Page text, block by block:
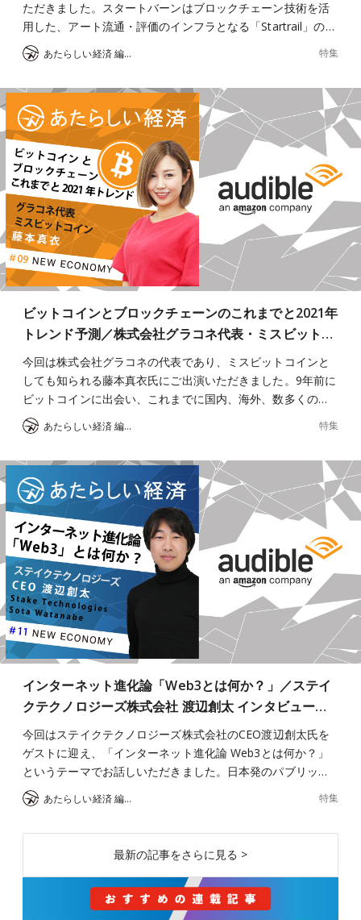
ただきました。スタートバーンはブロックチェーン技術を活
用した、アート流通・評価のインフラとなる「Startrail」の…
あたらしい経済 編集部 特集
ビットコインとブロックチェーンのこれまでと2021年
トレンド予測／株式会社グラコネ代表・ミスビット…
今回は株式会社グラコネの代表であり、ミスビットコインと
しても知られる藤本真衣氏にご出演いただきました。9年前に
ビットコインに出会い、これまでに国内、海外、数多くの…
あたらしい経済 編集部 特集
インターネット進化論「Web3とは何か？」／ステイ
クテクノロジーズ株式会社 渡辺創太 インタビュー…
今回はステイクテクノロジーズ株式会社のCEO渡辺創太氏を
ゲストに迎え、「インターネット進化論 Web3とは何か？」
というテーマでお話しいただきました。日本発のパブリッ…
あたらしい経済 編集部 特集
最新の記事をさらに見る >